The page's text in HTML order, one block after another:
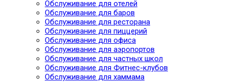
Обслуживание для отелей
Обслуживание для баров
Обслуживание для ресторана
Обслуживание для пиццерий
Обслуживание для офиса
Обслуживание для аэропортов
Обслуживание для частных школ
Обслуживание для Фитнес-клубов
Обслуживание для хаммама